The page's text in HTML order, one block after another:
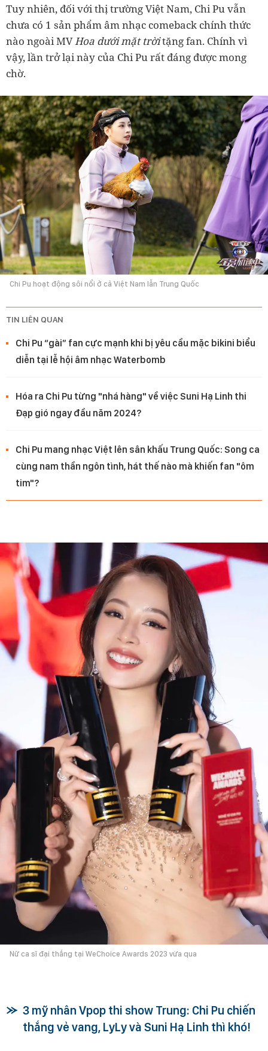
Tuy nhiên, đối với thị trường Việt Nam, Chi Pu vẫn
chưa có 1 sản phẩm âm nhạc comeback chính thức
nào ngoài MVHoa dưới mặt trờitặng fan. Chính vì
vậy, lần trở lại này của Chi Pu rất đáng được mong
chờ.
Chi Pu hoạt động sôi nổi ở cả Việt Nam lẫn Trung Quốc
TIN LIÊN QUAN
Chi Pu “gài” fan cực mạnh khi bị yêu cầu mặc bikini biểu
diễn tại lễ hội âm nhạc Waterbomb
Hóa ra Chi Pu từng "nhá hàng" về việc Suni Hạ Linh thi
Đạp gió ngay đầu năm 2024?
Chi Pu mang nhạc Việt lên sân khấu Trung Quốc: Song ca
cùng nam thần ngôn tình, hát thế nào mà khiến fan "ôm
tim"?
Nữ ca sĩ đại thắng tại WeChoice Awards 2023 vừa qua
3 mỹ nhân Vpop thi show Trung: Chi Pu chiến
thắng vẻ vang, LyLy và Suni Hạ Linh thì khó!